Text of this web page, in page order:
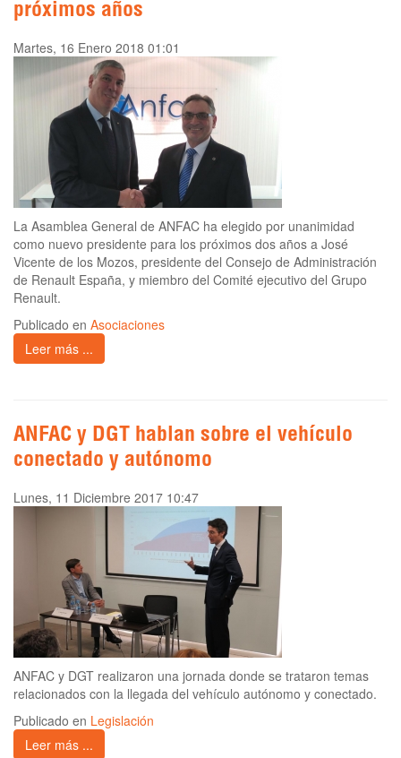
próximos años
Martes, 16 Enero 2018 01:01
La Asamblea General de ANFAC ha elegido por unanimidad
como nuevo presidente para los próximos dos años a José
Vicente de los Mozos, presidente del Consejo de Administración
de Renault España, y miembro del Comité ejecutivo del Grupo
Renault.
Publicado en Asociaciones
Leer más ...
ANFAC y DGT hablan sobre el vehículo
conectado y autónomo
Lunes, 11 Diciembre 2017 10:47
ANFAC y DGT realizaron una jornada donde se trataron temas
relacionados con la llegada del vehículo autónomo y conectado.
Publicado en Legislación
Leer más ...